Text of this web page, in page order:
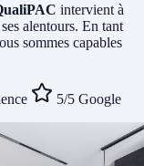
intervient à
alentours. En tant
sommes capables
5/5 Google